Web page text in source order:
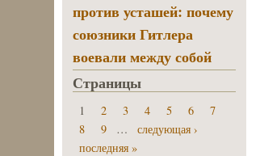
против усташей: почему
союзники Гитлера
воевали между собой
Страницы
1 2 3 4 5 6
7
8
9 …
следующая ›
последняя »